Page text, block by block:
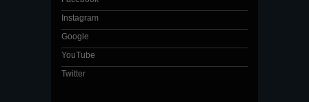
Instagram
Google
YouTube
Twitter